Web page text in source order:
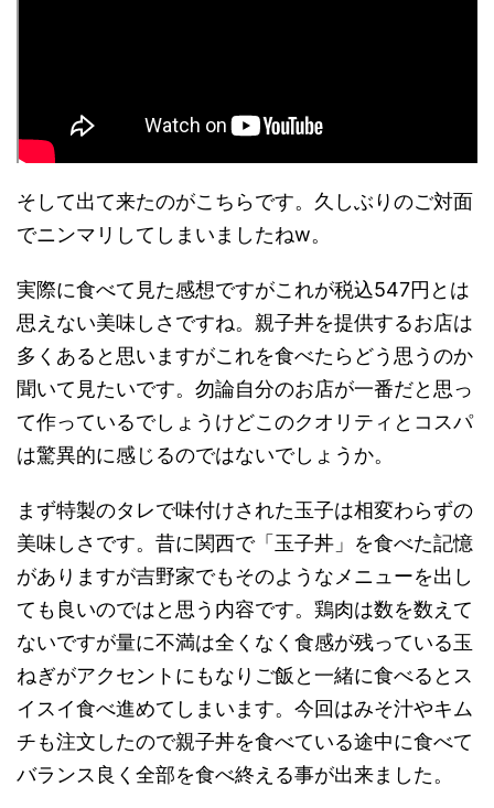
そして出て来たのがこちらです。久しぶりのご対面
でニンマリしてしまいましたねw。
実際に食べて見た感想ですがこれが税込547円とは
思えない美味しさですね。親子丼を提供するお店は
多くあると思いますがこれを食べたらどう思うのか
聞いて見たいです。勿論自分のお店が一番だと思っ
て作っているでしょうけどこのクオリティとコスパ
は驚異的に感じるのではないでしょうか。
まず特製のタレで味付けされた玉子は相変わらずの
美味しさです。昔に関西で「玉子丼」を食べた記憶
がありますが吉野家でもそのようなメニューを出し
ても良いのではと思う内容です。鶏肉は数を数えて
ないですが量に不満は全くなく食感が残っている玉
ねぎがアクセントにもなりご飯と一緒に食べるとス
イスイ食べ進めてしまいます。今回はみそ汁やキム
チも注文したので親子丼を食べている途中に食べて
バランス良く全部を食べ終える事が出来ました。